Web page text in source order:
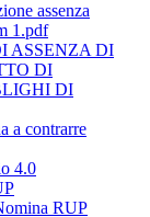
assenza
1.pdf
ASSENZA DI
DI
DI
a contrarre
4.0
RUP